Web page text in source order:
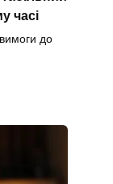
часі
до